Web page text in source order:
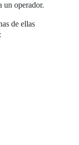
un operador.
de ellas